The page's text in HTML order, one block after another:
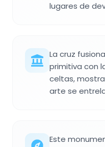
lugares de
La cruz
primitiva con
celtas,
arte se
Este